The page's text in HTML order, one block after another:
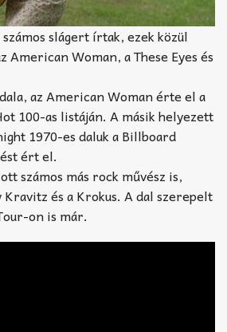
slágert írtak, ezek közül
American Woman, a These Eyes és
az American Woman érte el a
100-as listáján. A másik helyezett
1970-es daluk a Billboard
ért el.
számos más rock művész is,
és a Krokus. A dal szerepelt
on is már.